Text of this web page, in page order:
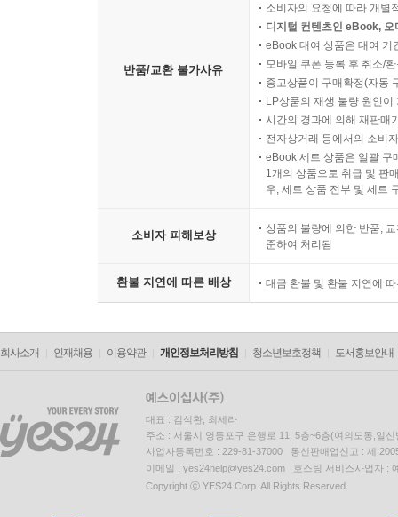
반품/교환 불가사유
소비자의 요청에 따라 개별
디지털 컨텐츠인 eBook,
eBook 대여 상품은 대여 기
모바일 쿠폰 등록 후 취소/
중고상품이 구매확정(자동
LP상품의 재생 불량 원인
시간의 경과에 의해 재판매
전자상거래 등에서의 소비
eBook 세트 상품은 일괄 구
1개의 상품으로 취급 및 판
우, 세트 상품 전부 및 세트
소비자 피해보상
상품의 불량에 의한 반품,
준하여 처리됨
환불 지연에 따른 배상 대금 환불 및 환불 지연에
회사소개 인재채용 이용약관 개인정보처리방침 청소년보호정책 도서홍보안내
대표 : 김석환, 최세라
주소 : 서울시 영등포구 은행로 11, 5층~6층(여의도동,일신
사업자등록번호 : 229-81-37000 통신판매업신고 : 제
이메일 : yes24help@yes24.com 호스팅 서비스사업자 :
Copyright ⓒ YES24 Corp. All Rights Reserved.